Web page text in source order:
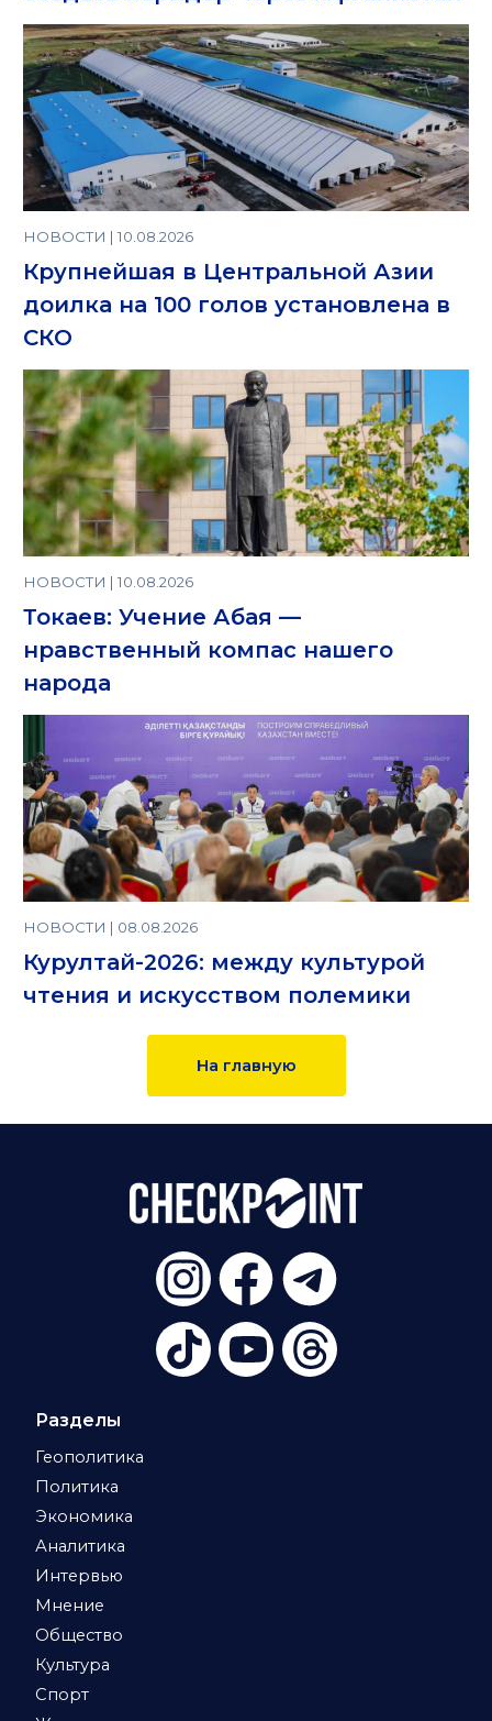
НОВОСТИ | 10.08.2026
Крупнейшая в Центральной Азии
доилка на 100 голов установлена в
СКО
НОВОСТИ | 10.08.2026
Токаев: Учение Абая —
нравственный компас нашего
народа
НОВОСТИ | 08.08.2026
Курултай-2026: между культурой
чтения и искусством полемики
На главную
Разделы
Геополитика
Политика
Экономика
Аналитика
Интервью
Мнение
Общество
Культура
Спорт